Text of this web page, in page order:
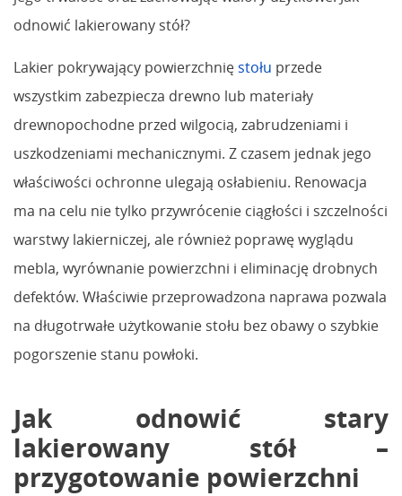
odnowić lakierowany stół?
Lakier pokrywający powierzchnięstołu przede
wszystkim zabezpiecza drewno lub materiały
drewnopochodne przed wilgocią, zabrudzeniami i
uszkodzeniami mechanicznymi. Z czasem jednak jego
właściwości ochronne ulegają osłabieniu. Renowacja
ma na celu nie tylko przywrócenie ciągłości i szczelności
warstwy lakierniczej, ale również poprawę wyglądu
mebla, wyrównanie powierzchni i eliminację drobnych
defektów. Właściwie przeprowadzona naprawa pozwala
na długotrwałe użytkowanie stołu bez obawy o szybkie
pogorszenie stanu powłoki.
Jak odnowić stary
lakierowany stół –
przygotowanie powierzchni